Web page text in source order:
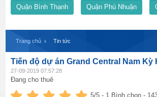
Quận Bình Thạnh Quận Phú Nhuận
Trang chủ Tin tức
Tiến độ dự án Grand Central Nam Kỳ
27-09-2019 07:57:28
Đang cho thuê
5/5 - 1 Bình chọn -